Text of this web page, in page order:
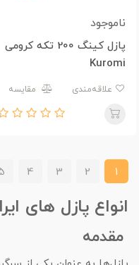
ناموجود
پازل کینگ 200 تکه کرومی
Kuromi
مقایسه
1
2
3
4
انواع پازل های
مقدمه